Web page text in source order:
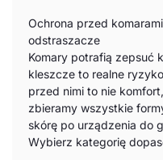
Ochrona przed
odstraszacze
Komary potrafią zepsuć
kleszcze to realne
przed nimi to nie
zbieramy wszystkie
skórę po urządzenia do
Wybierz kategorię